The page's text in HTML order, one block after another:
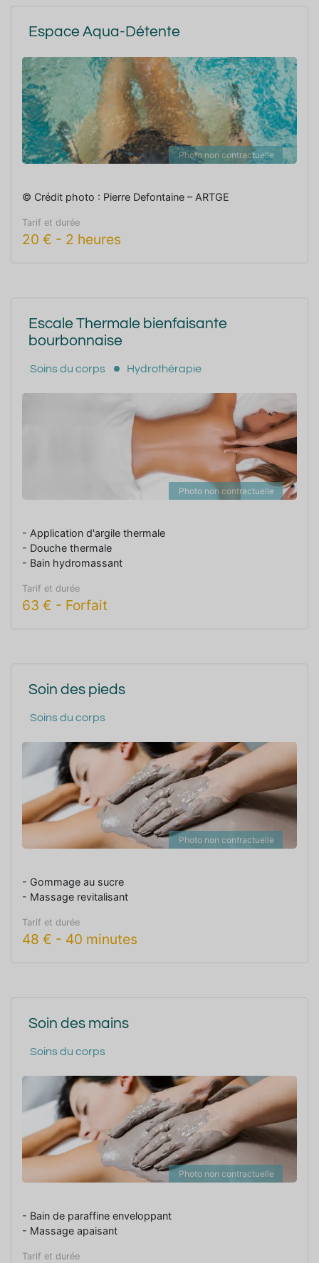
Espace Aqua-Détente
Photo non contractuelle
© Crédit photo : Pierre Defontaine – ARTGE
Tarif et durée
20 € - 2 heures
Escale Thermale bienfaisante
bourbonnaise
Soins du corps Hydrothérapie
Photo non contractuelle
- Application d'argile thermale
- Douche thermale
- Bain hydromassant
Tarif et durée
63 € - Forfait
Soin des pieds
Soins du corps
Photo non contractuelle
- Gommage au sucre
- Massage revitalisant
Tarif et durée
48 € - 40 minutes
Soin des mains
Soins du corps
Photo non contractuelle
- Bain de paraffine enveloppant
- Massage apaisant
Tarif et durée